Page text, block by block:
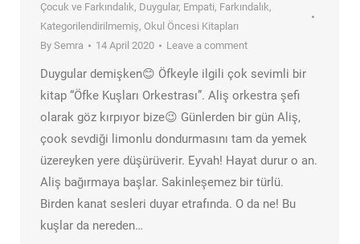
Çocuk ve Farkındalık, Duygular, Empati, Farkındalık,
Kategorilendirilmemiş, Okul Öncesi Kitapları
By Semra 14 April 2020 Leave a comment
Duygular demişken😊 Öfkeyle ilgili çok sevimli bir
kitap “Öfke Kuşları Orkestrası”. Aliş orkestra şefi
olarak göz kırpıyor bize😉 Günlerden bir gün Aliş,
çook sevdiği limonlu dondurmasını tam da yemek
üzereyken yere düşürüverir. Eyvah! Hayat durur o an.
Aliş bağırmaya başlar. Sakinleşemez bir türlü.
Birden kanat sesleri duyar etrafında. O da ne! Bu
kuşlar da nereden…